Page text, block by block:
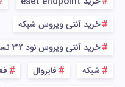
خرید آنتی ویروس شبکه
خرید آنتی ویروس نود 32 نسخه سرور
شبکه
فایروال